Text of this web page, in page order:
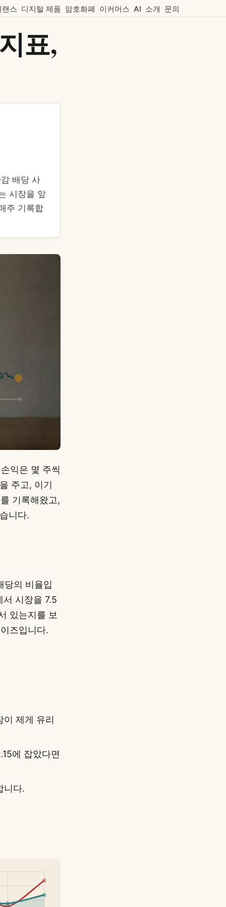
랜스 디지털 제품 암호화폐 이커머스 AI 소개 문의
표,
배당 사
시장을 앞
주 기록합
익은 몇 주씩
주고, 이기
기록해왔고,
니다.
당의 비율입
시장을 7.5
있는지를 보
즈입니다.
제게 유리
에 잡았다면
니다.